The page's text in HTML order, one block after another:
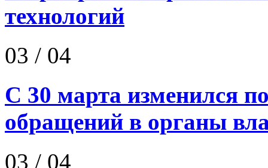
технологий
03 / 04
С 30 марта изменился
обращений в органы
03 / 04